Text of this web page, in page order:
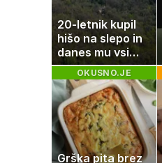
20-letnik kupil
hišo na slepo in
danes mu vsi
zavidajo
OKUSNO.JE
Grška pita brez